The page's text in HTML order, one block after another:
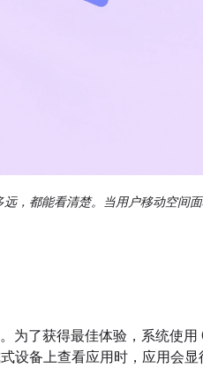
，都能看清楚。当用户移动空间
为了获得最佳体验，系统使
设备上查看应用时，应用会